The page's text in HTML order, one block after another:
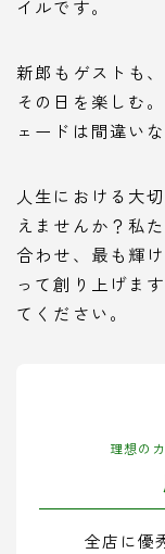
イルです。
新郎もゲストも
その日を楽しむ
ェードは間違い
人生における大
えませんか？私
合わせ、最も輝
って創り上げま
てください。
理想の
全店に優